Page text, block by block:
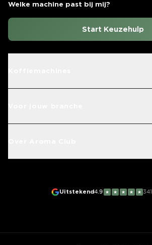
Welke machine past bij mij?
Start Keuzehulp
Uitstekend4.9 ★ ★ ★ ★ ★ 341